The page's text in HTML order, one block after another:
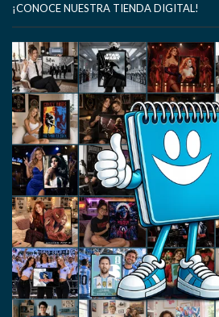
¡CONOCE NUESTRA TIENDA DIGITAL!